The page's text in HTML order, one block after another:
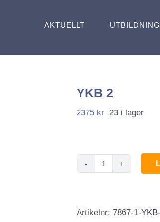
AKTUELLT
YKB 2
2375 kr 23 i lager
Artikelnr: 7867-1-